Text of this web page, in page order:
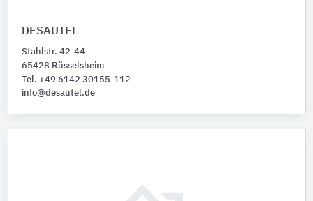
DESAUTEL
Stahlstr. 42-44
65428 Rüsselsheim
Tel. +49 6142 30155-112
info@desautel.de